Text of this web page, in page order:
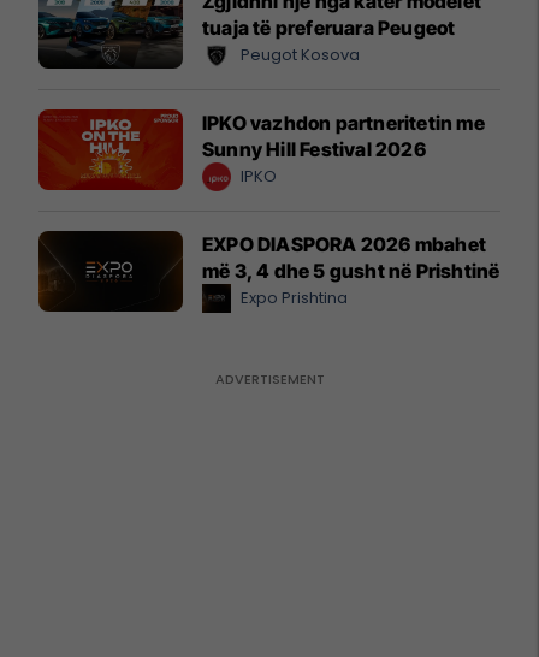
tuaja të preferuara Peugeot
Peugot Kosova
IPKO vazhdon partneritetin me
Sunny Hill Festival 2026
IPKO
EXPO DIASPORA 2026 mbahet
më 3, 4 dhe 5 gusht në Prishtinë
Expo Prishtina